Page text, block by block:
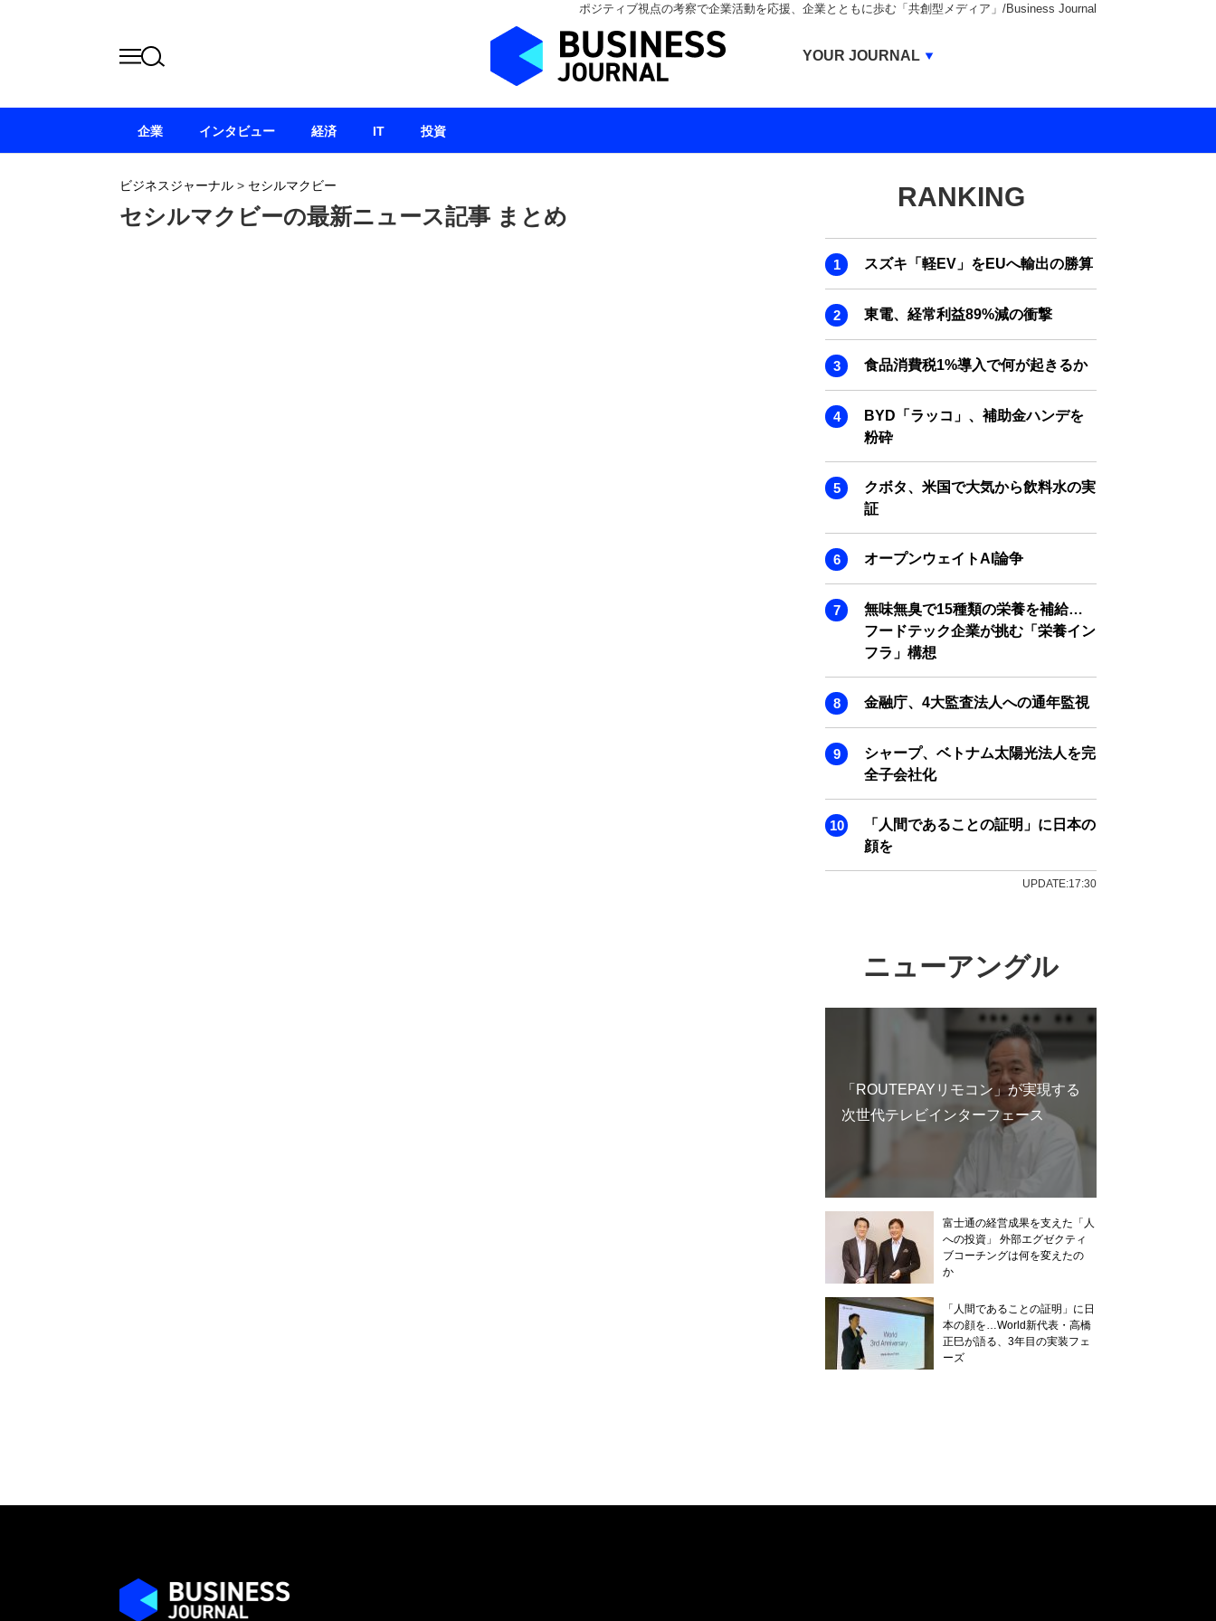
ポジティブ視点の考察で企業活動を応援、企業とともに歩む「共創型メディア」/Business Journal
ビジネスジャーナル > セシルマクビー
セシルマクビーの最新ニュース記事 まとめ
RANKING
スズキ「軽EV」をEUへ輸出の勝算
東電、経常利益89%減の衝撃
食品消費税1%導入で何が起きるか
BYD「ラッコ」、補助金ハンデを
粉砕
クボタ、米国で大気から飲料水の実
証
オープンウェイトAI論争
無味無臭で15種類の栄養を補給…
フードテック企業が挑む「栄養イン
フラ」構想
金融庁、4大監査法人への通年監視
シャープ、ベトナム太陽光法人を完
全子会社化
「人間であることの証明」に日本の
顔を
UPDATE:17:30
ニューアングル
「ROUTEPAYリモコン」が実現する
次世代テレビインターフェース
富士通の経営成果を支えた「人
への投資」 外部エグゼクティ
ブコーチングは何を変えたの
か
「人間であることの証明」に日
本の顔を…World新代表・高橋
正巳が語る、3年目の実装フェ
ーズ
企業 インタビュー 経済 IT 投資
YOUR JOURNAL
BUSINESS JOURNAL
IVS JOURNAL
ENERGY MANAGEMENT JOURNAL
INBOUND JOURNAL
LIFE ENDING JOURNAL
AI JOURNAL
REAL ESTATE BROKERAGE JOURNAL
SMART MARKETING JOURNAL
BPaaS JOURNAL
ADOPTABLE DOG JOURNAL